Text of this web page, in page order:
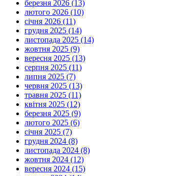
березня 2026 (13)
лютого 2026 (10)
січня 2026 (11)
грудня 2025 (14)
листопада 2025 (14)
жовтня 2025 (9)
вересня 2025 (13)
серпня 2025 (11)
липня 2025 (7)
червня 2025 (13)
травня 2025 (11)
квітня 2025 (12)
березня 2025 (9)
лютого 2025 (6)
січня 2025 (7)
грудня 2024 (8)
листопада 2024 (8)
жовтня 2024 (12)
вересня 2024 (15)